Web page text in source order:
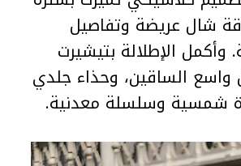
شال عريضة وتفاصيل
وأكمل الإطلالة بتيشيرت
واسع الساقين، وحذاء جلدي
شمسية وسلسلة معدنية.